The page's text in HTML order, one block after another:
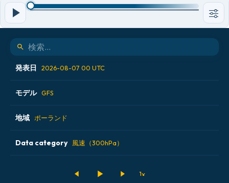
発表日 2026-08-07 00 UTC
2026-08-06 06 UTC
2026-08-06 12 UTC
2026-08-06 18 UTC
モデル GFS
ALADIN CZ 2.3 km
ECMWF AIFS [AI]
地域 ポーランド
アイスランド
Data category 風速（300hPa）